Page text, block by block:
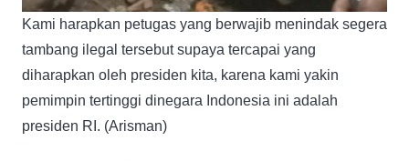
Kami harapkan petugas yang berwajib menindak segera
tambang ilegal tersebut supaya tercapai yang
diharapkan oleh presiden kita, karena kami yakin
pemimpin tertinggi dinegara Indonesia ini adalah
presiden RI. (Arisman)